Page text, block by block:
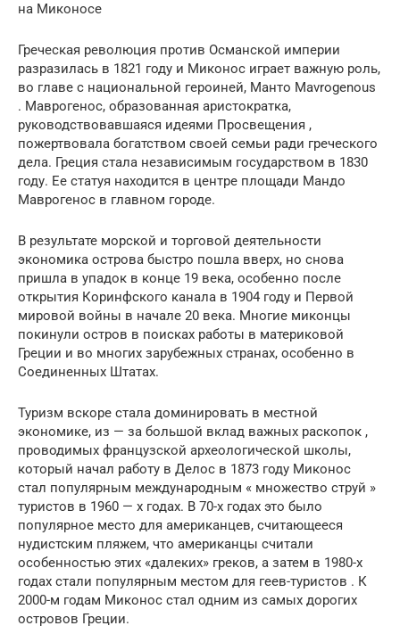
на Миконосе
Греческая революция против Османской империи
разразилась в 1821 году и Миконос играет важную роль,
во главе с национальной героиней, Манто Mavrogenous
. Маврогенос, образованная аристократка,
руководствовавшаяся идеями Просвещения ,
пожертвовала богатством своей семьи ради греческого
дела. Греция стала независимым государством в 1830
году. Ее статуя находится в центре площади Мандо
Маврогенос в главном городе.
В результате морской и торговой деятельности
экономика острова быстро пошла вверх, но снова
пришла в упадок в конце 19 века, особенно после
открытия Коринфского канала в 1904 году и Первой
мировой войны в начале 20 века. Многие миконцы
покинули остров в поисках работы в материковой
Греции и во многих зарубежных странах, особенно в
Соединенных Штатах.
Туризм вскоре стала доминировать в местной
экономике, из — за большой вклад важных раскопок ,
проводимых французской археологической школы,
который начал работу в Делос в 1873 году Миконос
стал популярным международным « множество струй »
туристов в 1960 — х годах. В 70-х годах это было
популярное место для американцев, считающееся
нудистским пляжем, что американцы считали
особенностью этих «далеких» греков, а затем в 1980-х
годах стали популярным местом для геев-туристов . К
2000-м годам Миконос стал одним из самых дорогих
островов Греции.